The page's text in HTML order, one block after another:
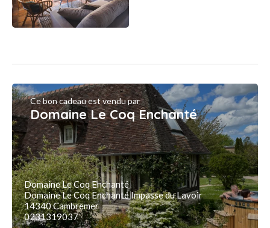
Ce bon cadeau est vendu par
Domaine Le Coq Enchanté
Domaine Le Coq Enchanté
Domaine Le Coq Enchanté Impasse du Lavoir
14340 Cambremer
0231319037